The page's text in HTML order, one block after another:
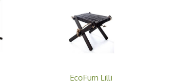
EcoFurn Lilli